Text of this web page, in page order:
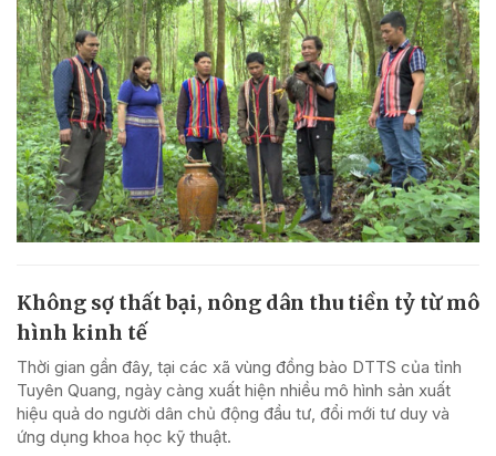
Không sợ thất bại, nông dân thu tiền tỷ từ mô
hình kinh tế
Thời gian gần đây, tại các xã vùng đồng bào DTTS của tỉnh
Tuyên Quang, ngày càng xuất hiện nhiều mô hình sản xuất
hiệu quả do người dân chủ động đầu tư, đổi mới tư duy và
ứng dụng khoa học kỹ thuật.